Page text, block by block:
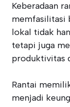
Keberadaan
memfasilitasi
lokal tidak
tetapi juga
produktivitas
Rantai
menjadi